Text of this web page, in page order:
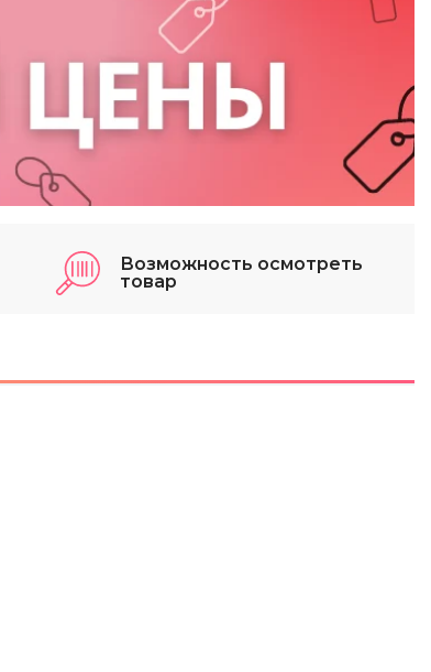
Возможность осмотреть
товар